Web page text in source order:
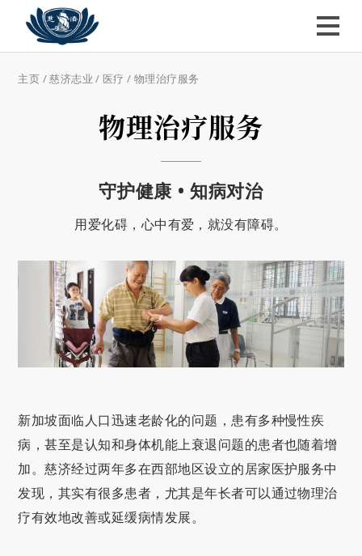
主页 /慈济志业 / 医疗 /物理治疗服务
物理治疗服务
守护健康 • 知病对治
用爱化碍，心中有爱，就没有障碍。
新加坡面临人口迅速老龄化的问题，患有多种慢性疾
病，甚至是认知和身体机能上衰退问题的患者也随着增
加。慈济经过两年多在西部地区设立的居家医护服务中
发现，其实有很多患者，尤其是年长者可以通过物理治
疗有效地改善或延缓病情发展。